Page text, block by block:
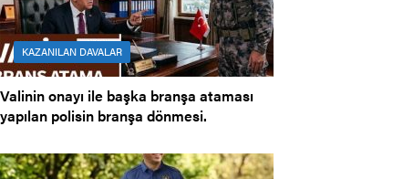
KAZANILAN DAVALAR
Valinin onayı ile başka branşa ataması
yapılan polisin branşa dönmesi.